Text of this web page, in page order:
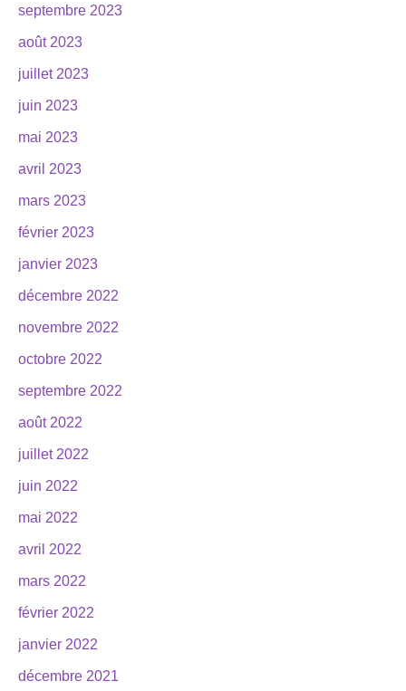
septembre 2023
août 2023
juillet 2023
juin 2023
mai 2023
avril 2023
mars 2023
février 2023
janvier 2023
décembre 2022
novembre 2022
octobre 2022
septembre 2022
août 2022
juillet 2022
juin 2022
mai 2022
avril 2022
mars 2022
février 2022
janvier 2022
décembre 2021